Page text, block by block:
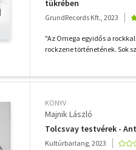
tükrében
GrundRecords Kft., 2023
"Az Omega egyidős a
rockzene történetének. Sok
KÖNYV
Majnik László
Tolcsvay testvérek -
Kultúrbarlang, 2023